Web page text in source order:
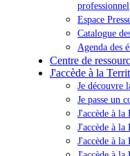
professionnel
Espace
Catalogue
Agenda des
Centre de
J'accède à la
Je découvre
Je passe un
J'accède à
J'accède à
J'accède à